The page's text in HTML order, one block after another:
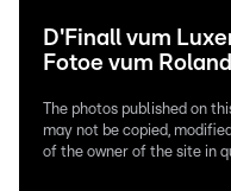
D'Finall vum
Fotoe vum
The photos published on
may not be copied,
of the owner of the site in